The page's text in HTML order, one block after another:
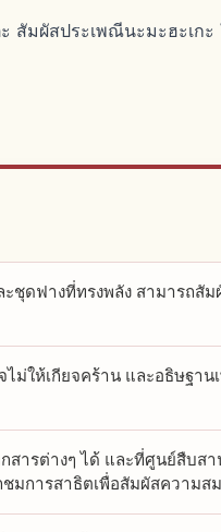
มผัสประเพณีนะมะฮะเกะ
ะชุดฟางที่ทรงพลัง สามารถสั
ไม่ให้เกียจคร้าน และอธิษฐา
ารต่างๆ ได้ และที่ศูนย์สืบสา
มการสาธิตเพื่อสัมผัสความส